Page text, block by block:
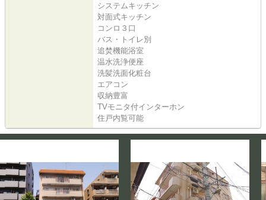
システムキッチン
対面式キッチン
コンロ３口
バス・トイレ別
追焚機能浴室
温水洗浄便座
洗髪洗面化粧台
エアコン
収納豊富
TVモニタ付インターホン
住戸内覧可能